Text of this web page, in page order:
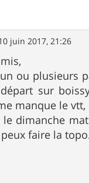
juin 2017, 21:26
un ou plusieurs
sur
manque le vtt,
dimanche
faire la